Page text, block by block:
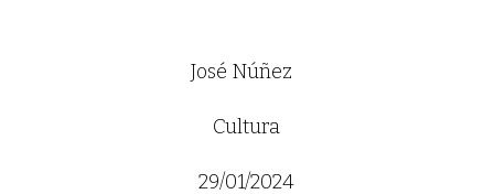
José Núñez
Cultura
29/01/2024